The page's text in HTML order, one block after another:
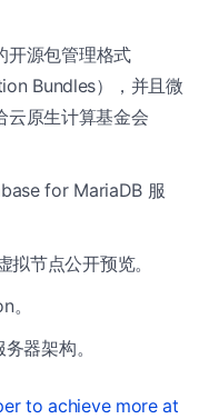
开源包管理格式
Bundles），并且微
原生计算基金会
for MariaDB 服
节点公开预览。
器架构。
to achieve more at